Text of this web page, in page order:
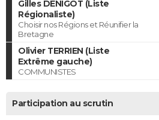
Gilles DENIGOT (Liste
Régionaliste)
Choisir nos Régions et Réunifier la
Bretagne
Olivier TERRIEN (Liste
Extrême gauche)
COMMUNISTES
Participation au scrutin